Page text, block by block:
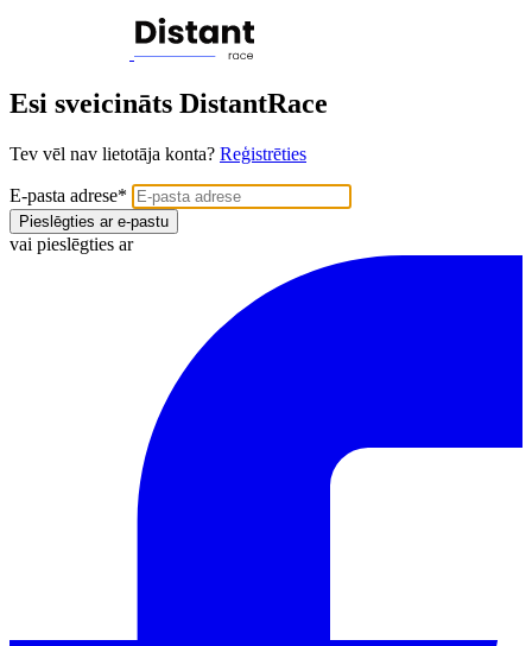
Esi sveicināts DistantRace
Tev vēl nav lietotāja konta? Reģistrēties
E-pasta adrese*
Pieslēgties ar e-pastu
vai pieslēgties ar